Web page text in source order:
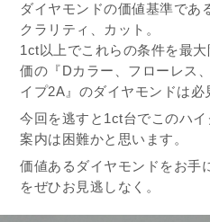
ダイヤモンドの価値基準で
クラリティ、カット。
1ct以上でこれらの条件を最
価の『Dカラー、フローレス
イプ2A』のダイヤモンドは必
今回を逃すと1ct台でこのハ
案内は困難かと思います。
価値あるダイヤモンドをお手
をぜひお見逃しなく。